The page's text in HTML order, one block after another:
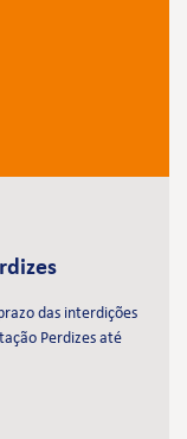
das interdições
Perdizes até